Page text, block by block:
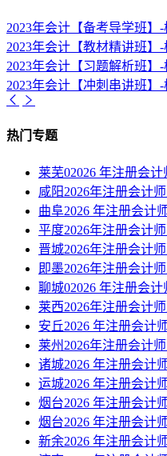
2023年会计【备考导学班】-
2023年会计【教材精讲班】-
2023年会计【习题解析班】-
2023年会计【冲刺串讲班】-
热门专题
莱芜02026 年注册会
咸阳2026年注册会计
曲阜2026 年注册会计
平度2026年注册会计
晋城2026年注册会计
即墨2026年注册会计
聊城02026 年注册会
莱西2026年注册会计
安丘2026 年注册会计
莱州2026年注册会计
诸城2026 年注册会计
运城2026 年注册会计
烟台2026 年注册会计
烟台2026 年注册会计
新余2026 年注册会计